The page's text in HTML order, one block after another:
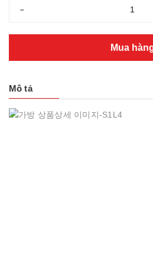
-
Mua
Mô tả